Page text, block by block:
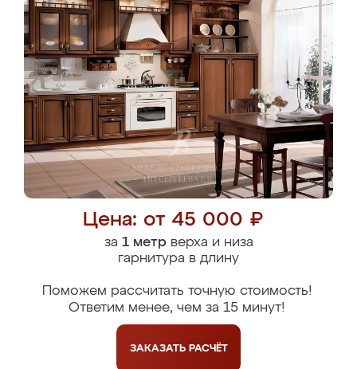
Цена: от 45 000 ₽
за 1 метрверха и низа
гарнитура в длину
Поможем рассчитать точную стоимость!
Ответим менее, чем за 15 минут!
ЗАКАЗАТЬ РАСЧЁТ